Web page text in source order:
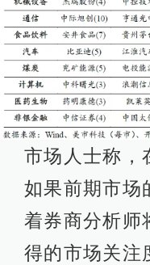
市场人士称，
如果前期市场
着券商分析师
得的市场关注